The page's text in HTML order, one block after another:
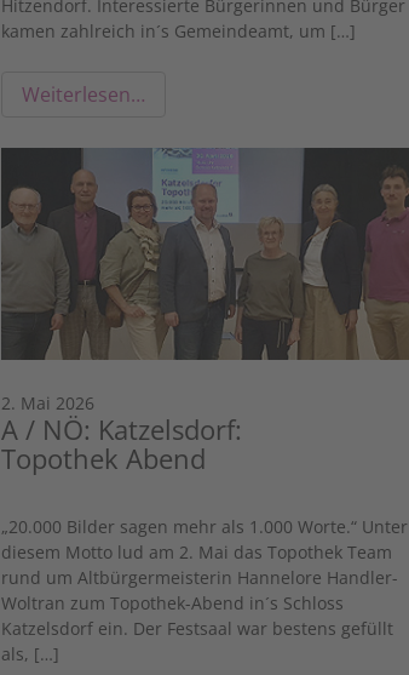
Hitzendorf. Interessierte Bürgerinnen und Bürger
kamen zahlreich in´s Gemeindeamt, um […]
Weiterlesen…
2. Mai 2026
A / NÖ: Katzelsdorf:
Topothek Abend
„20.000 Bilder sagen mehr als 1.000 Worte.“ Unter
diesem Motto lud am 2. Mai das Topothek Team
rund um Altbürgermeisterin Hannelore Handler-
Woltran zum Topothek-Abend in´s Schloss
Katzelsdorf ein. Der Festsaal war bestens gefüllt
als, […]